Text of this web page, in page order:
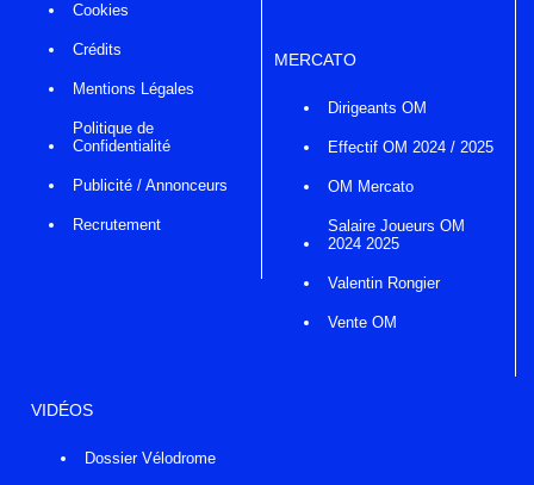
Cookies
Crédits
Mentions Légales
Politique de
Confidentialité
Publicité / Annonceurs
Recrutement
MERCATO
Dirigeants OM
Effectif OM 2024 / 2025
OM Mercato
Salaire Joueurs OM
2024 2025
Valentin Rongier
Vente OM
VIDÉOS
Dossier Vélodrome